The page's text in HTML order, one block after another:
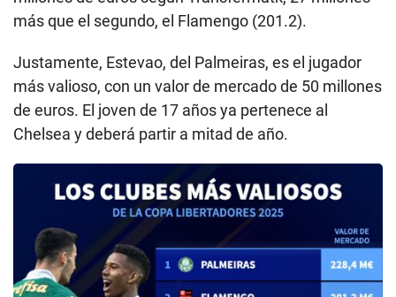
más que el segundo, el Flamengo (201.2).
Justamente, Estevao, del Palmeiras, es el jugador
más valioso, con un valor de mercado de 50 millones
de euros. El joven de 17 años ya pertenece al
Chelsea y deberá partir a mitad de año.